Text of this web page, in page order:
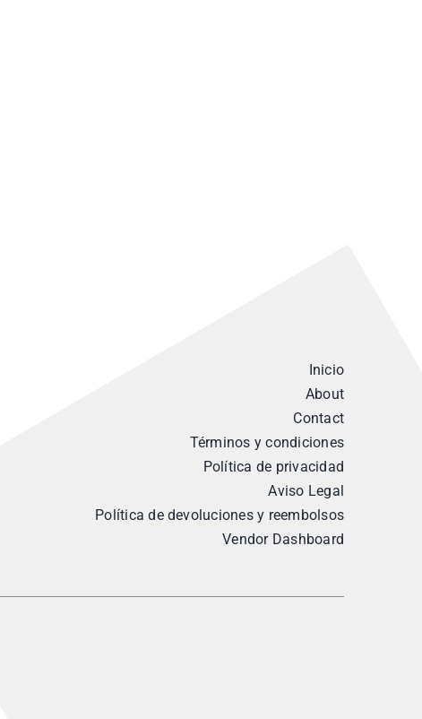
Inicio
About
Contact
Términos y condiciones
Política de privacidad
Aviso Legal
Política de devoluciones y reembolsos
Vendor Dashboard